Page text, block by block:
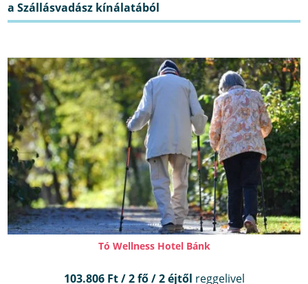
Tó Wellness Hotel Bánk
103.806 Ft / 2 fő / 2 éjtől reggelivel